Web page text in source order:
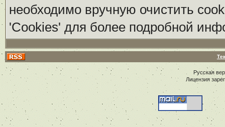
необходимо вручную очистить
'Cookies' для более подробной
Русская
Лицензия